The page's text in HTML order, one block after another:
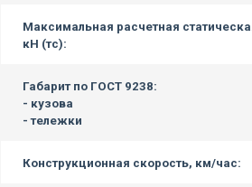
Максимальная расчетная
кН (тс):
Габарит по ГОСТ 9238:
- кузова
- тележки
Конструкционная скорость, км/час: